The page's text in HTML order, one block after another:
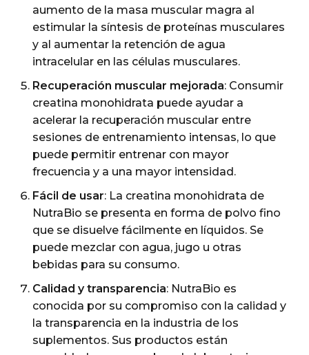
aumento de la masa muscular magra al
estimular la síntesis de proteínas musculares
y al aumentar la retención de agua
intracelular en las células musculares.
Recuperación muscular mejorada: Consumir
creatina monohidrata puede ayudar a
acelerar la recuperación muscular entre
sesiones de entrenamiento intensas, lo que
puede permitir entrenar con mayor
frecuencia y a una mayor intensidad.
Fácil de usar: La creatina monohidrata de
NutraBio se presenta en forma de polvo fino
que se disuelve fácilmente en líquidos. Se
puede mezclar con agua, jugo u otras
bebidas para su consumo.
Calidad y transparencia: NutraBio es
conocida por su compromiso con la calidad y
la transparencia en la industria de los
suplementos. Sus productos están